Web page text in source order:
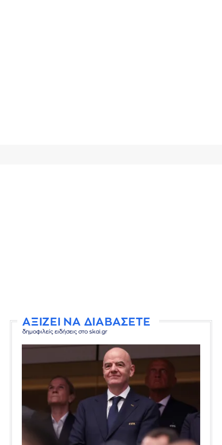
ΑΞΙΖΕΙ ΝΑ ΔΙΑΒΑΣΕΤΕ
δημοφιλείς ειδήσεις στο skai.gr